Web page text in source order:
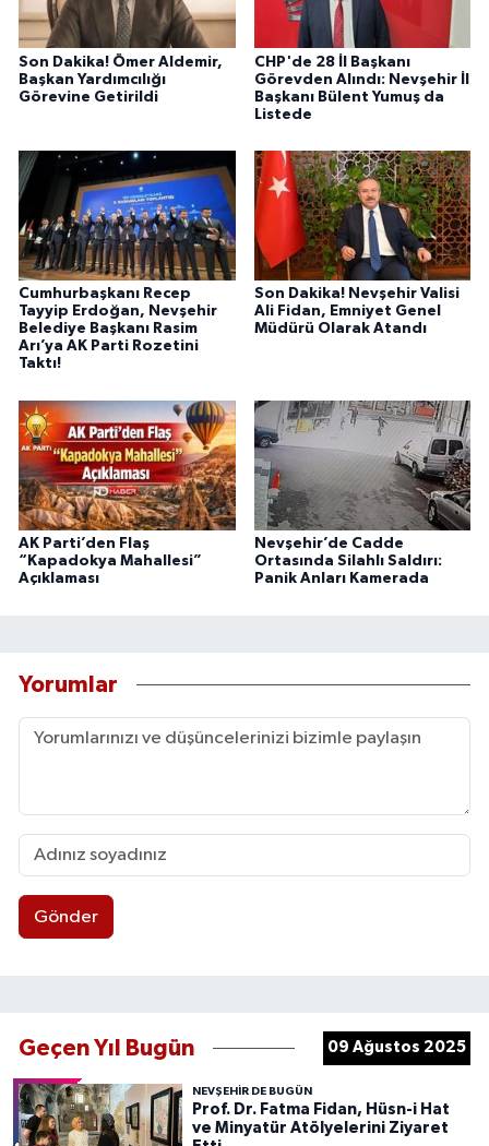
Son Dakika! Ömer Aldemir,
Başkan Yardımcılığı
Görevine Getirildi
CHP'de 28 İl Başkanı
Görevden Alındı: Nevşehir İl
Başkanı Bülent Yumuş da
Listede
Cumhurbaşkanı Recep
Tayyip Erdoğan, Nevşehir
Belediye Başkanı Rasim
Arı’ya AK Parti Rozetini
Taktı!
Son Dakika! Nevşehir Valisi
Ali Fidan, Emniyet Genel
Müdürü Olarak Atandı
AK Parti’den Flaş
“Kapadokya Mahallesi”
Açıklaması
Nevşehir’de Cadde
Ortasında Silahlı Saldırı:
Panik Anları Kamerada
Yorumlar
Gönder
Geçen Yıl Bugün 09 Ağustos 2025
NEVŞEHIR DE BUGÜN
Prof. Dr. Fatma Fidan, Hüsn-i Hat
ve Minyatür Atölyelerini Ziyaret